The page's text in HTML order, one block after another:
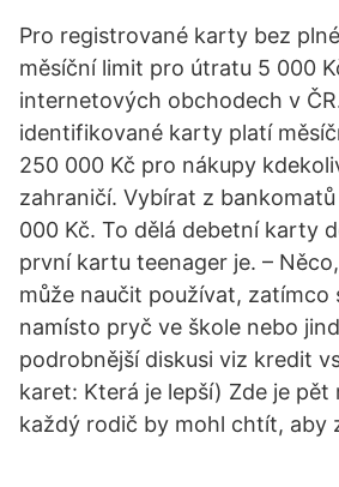
Pro registrované karty bez
měsíční limit pro útratu 5 000
internetových obchodech v
identifikované karty platí
250 000 Kč pro nákupy
zahraničí. Vybírat z
000 Kč. To dělá debetní karty
první kartu teenager je. –
může naučit používat, zatímco
namísto pryč ve škole nebo
podrobnější diskusi viz kredit
karet: Která je lepší) Zde je pět
každý rodič by mohl chtít, aby